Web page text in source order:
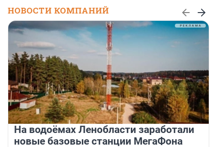
НОВОСТИ КОМПАНИЙ
На водоёмах Ленобласти заработали
новые базовые станции МегаФона